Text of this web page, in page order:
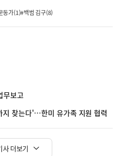
동가(1)#백범 김구(8)
무보고
지 찾는다'…한미 유가족 지원 협력
사 더보기